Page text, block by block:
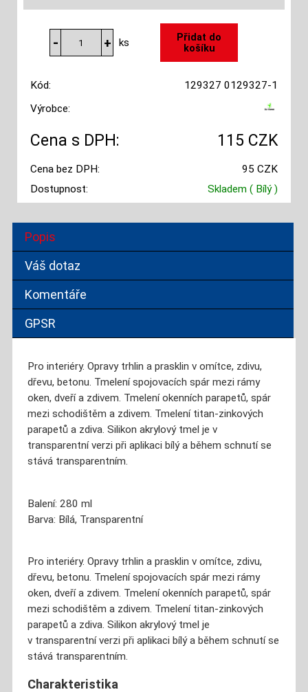
ks
Kód:
129327 0129327-1
Výrobce:
Cena s DPH: 115 CZK
Cena bez DPH:
95 CZK
Dostupnost:
Skladem ( Bílý )
Popis
Váš dotaz
Komentáře
GPSR
Pro interiéry. Opravy trhlin a prasklin v omítce, zdivu,
dřevu, betonu. Tmelení spojovacích spár mezi rámy
oken, dveří a zdivem. Tmelení okenních parapetů, spár
mezi schodištěm a zdivem. Tmelení titan-zinkových
parapetů a zdiva. Silikon akrylový tmel je v
transparentní verzi při aplikaci bílý a během schnutí se
stává transparentním.
Balení: 280 ml
Barva: Bílá, Transparentní
Pro interiéry. Opravy trhlin a prasklin v omítce, zdivu,
dřevu, betonu. Tmelení spojovacích spár mezi rámy
oken, dveří a zdivem. Tmelení okenních parapetů, spár
mezi schodištěm a zdivem. Tmelení titan-zinkových
parapetů a zdiva. Silikon akrylový tmel je
v transparentní verzi při aplikaci bílý a během schnutí se
stává transparentním.
Charakteristika